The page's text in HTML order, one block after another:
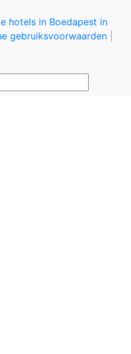
hotels in Boedapest in
gebruiksvoorwaarden